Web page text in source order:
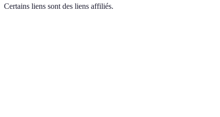
Certains liens sont des liens affiliés.